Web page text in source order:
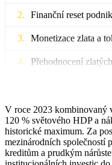
Finanční reset
Monetizace zlata a
Přehodnocení
Monetizace zlata a
Restrukturalizace
V roce 2023 kombinovaný
120 % světového HDP a
historické maximum. Za
mezinárodních společností
kreditům a prudkým